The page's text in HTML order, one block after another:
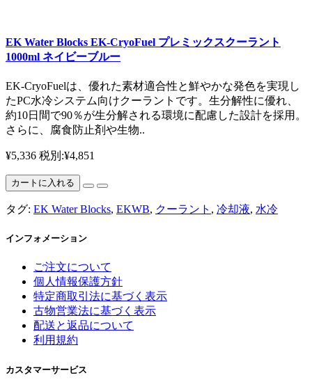
EK Water Blocks EK-CryoFuel プレミックスクーラント
1000ml ネイビーブルー
EK-CryoFuelは、優れた素材適合性と鮮やかな発色を実現し
たPC水冷システム向けクーラントです。生分解性に優れ、
約10日間で90％が生分解される環境に配慮した設計を採用。
さらに、腐食防止剤や生物..
¥5,336 税別:¥4,851
カートに入れる
タグ: EK Water Blocks, EKWB, クーラント , 冷却液, 水冷
インフォメーション
ご注文について
個人情報保護方針
特定商取引法に基づく表示
古物営業法に基づく表示
配送と返品について
利用規約
カスタマーサービス